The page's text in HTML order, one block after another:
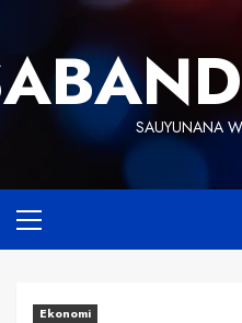
content
SAUYUNANA
Menu
Ekonomi